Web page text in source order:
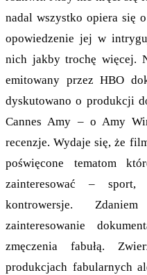
nadal wszystko opiera się
opowiedzenie jej w
nich jakby trochę więcej.
emitowany przez HBO
dyskutowano o produkcji
Cannes Amy – o Amy
recenzje. Wydaje się, że
poświęcone tematom
zainteresować –
kontrowersje.
zainteresowanie
zmęczenia fabułą.
produkcjach fabularnych